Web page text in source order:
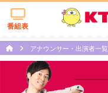
番組表
アナウンサー・出演者一覧